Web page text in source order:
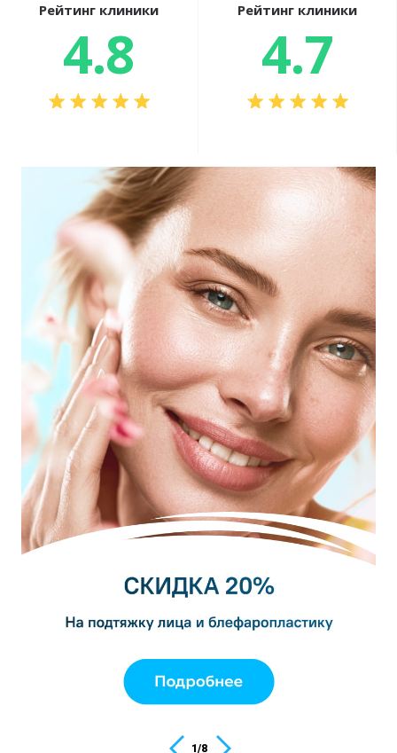
Рейтинг клиники
4.8
Рейтинг клиники
4.7
1/8